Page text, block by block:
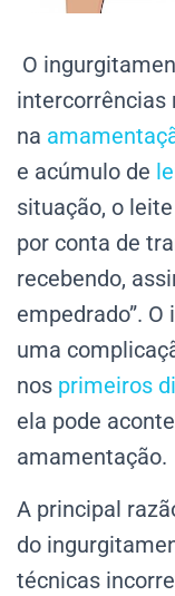
O
intercorrências
na
e acúmulo de
situação, o
por conta de
recebendo,
empedrado”.
uma
nos primeiros
ela pode
amamentação.
A principal
do
técnicas